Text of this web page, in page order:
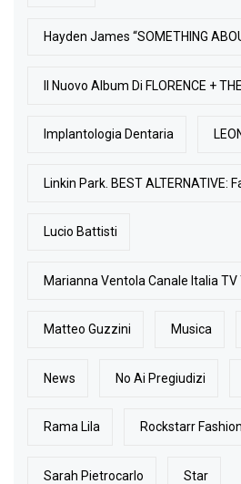
Hayden James “SOMETHING
Il Nuovo Album Di FLORENCE +
Implantologia Dentaria
Linkin Park. BEST ALTERNATIVE:
Lucio Battisti
Marianna Ventola Canale Italia
Matteo Guzzini Musica
News No Ai Pregiudizi
Rama Lila Rockstarr
Sarah Pietrocarlo Star